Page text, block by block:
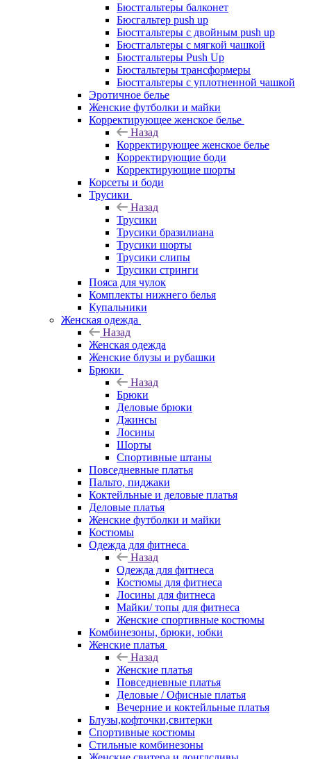
Бюстгальтеры балконет
Бюсгальтер push up
Бюстгальтеры с двойным push up
Бюстгальтеры с мягкой чашкой
Бюстгальтеры Push Up
Бюстальтеры трансформеры
Бюстгальтеры с уплотненной чашкой
Эротичное белье
Женские футболки и майки
Корректирующее женское белье
Назад
Корректирующее женское белье
Корректирующие боди
Корректирующие шорты
Корсеты и боди
Трусики
Назад
Трусики
Трусики бразилиана
Трусики шорты
Трусики слипы
Трусики стринги
Пояса для чулок
Комплекты нижнего белья
Купальники
Женская одежда
Назад
Женская одежда
Женские блузы и рубашки
Брюки
Назад
Брюки
Деловые брюки
Джинсы
Лосины
Шорты
Спортивные штаны
Повседневные платья
Пальто, пиджаки
Коктейльные и деловые платья
Деловые платья
Женские футболки и майки
Костюмы
Одежда для фитнеса
Назад
Одежда для фитнеса
Костюмы для фитнеса
Лосины для фитнеса
Майки/ топы для фитнеса
Женские спортивные костюмы
Комбинезоны, брюки, юбки
Женские платья
Назад
Женские платья
Повседневные платья
Деловые / Офисные платья
Вечерние и коктейльные платья
Блузы,кофточки,свитерки
Спортивные костюмы
Стильные комбинезоны